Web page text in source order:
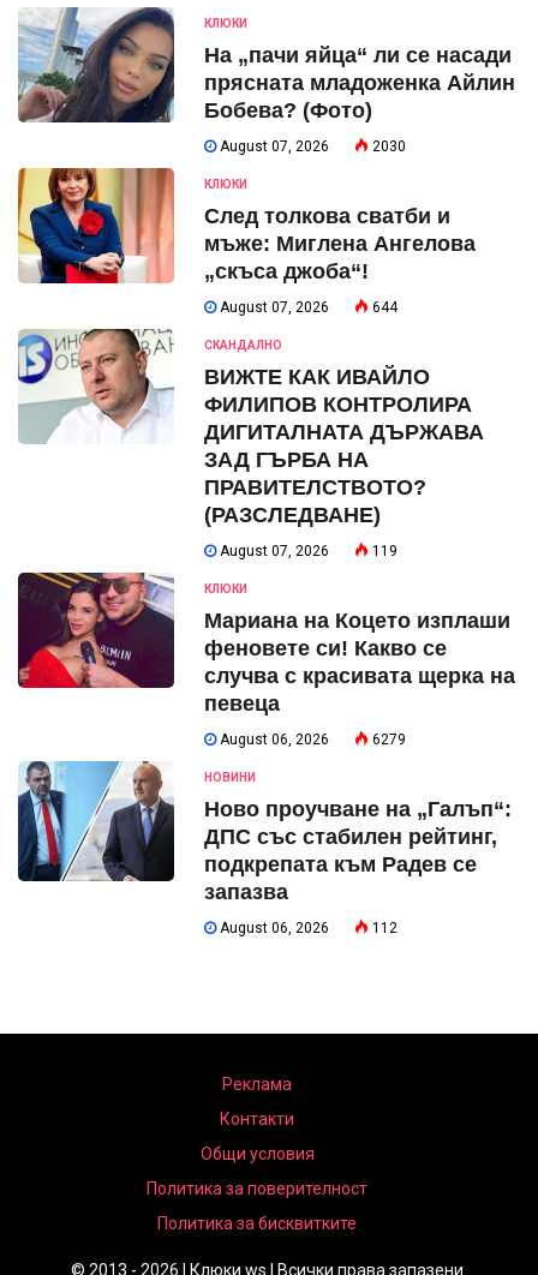
КЛЮКИ
На „пачи яйца“ ли се насади
прясната младоженка Айлин
Бобева? (Фото)
August 07, 2026 2030
КЛЮКИ
След толкова сватби и
мъже: Миглена Ангелова
„скъса джоба“!
August 07, 2026 644
СКАНДАЛНО
ВИЖТЕ КАК ИВАЙЛО
ФИЛИПОВ КОНТРОЛИРА
ДИГИТАЛНАТА ДЪРЖАВА
ЗАД ГЪРБА НА
ПРАВИТЕЛСТВОТО?
(РАЗСЛЕДВАНЕ)
August 07, 2026 119
КЛЮКИ
Мариана на Коцето изплаши
феновете си! Какво се
случва с красивата щерка на
певеца
August 06, 2026 6279
НОВИНИ
Ново проучване на „Галъп“:
ДПС със стабилен рейтинг,
подкрепата към Радев се
запазва
August 06, 2026 112
Реклама
Контакти
Общи условия
Политика за поверителност
Политика за бисквитките
© 2013 - 2026 | Клюки.ws | Всички права запазени.